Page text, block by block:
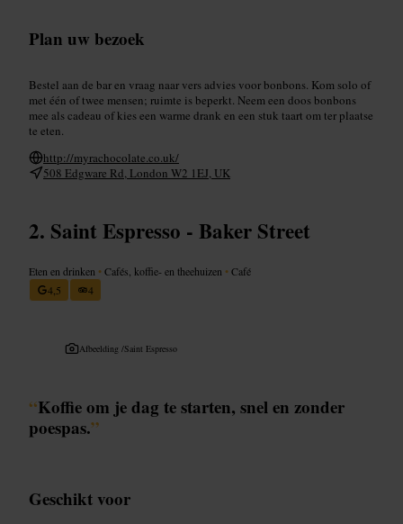
Plan uw bezoek
Bestel aan de bar en vraag naar vers advies voor bonbons. Kom solo of
met één of twee mensen; ruimte is beperkt. Neem een doos bonbons
mee als cadeau of kies een warme drank en een stuk taart om ter plaatse
te eten.
http://myrachocolate.co.uk/
508 Edgware Rd, London W2 1EJ, UK
Saint Espresso - Baker Street
Eten en drinken •Cafés, koffie- en theehuizen •Café
4,5
4
Afbeelding /Saint Espresso
“Koffie om je dag te starten, snel en zonder
poespas.”
Geschikt voor